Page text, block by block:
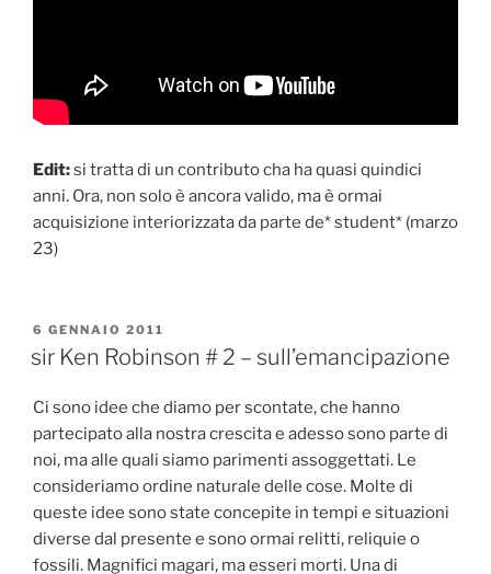
Edit:si tratta di un contributo cha ha quasi quindici
anni. Ora, non solo è ancora valido, ma è ormai
acquisizione interiorizzata da parte de* student* (marzo
23)
PUBBLICATO
IL
6 GENNAIO 2011
sir Ken Robinson # 2 – sull’emancipazione
Ci sono idee che diamo per scontate, che hanno
partecipato alla nostra crescita e adesso sono parte di
noi, ma alle quali siamo parimenti assoggettati. Le
consideriamo ordine naturale delle cose. Molte di
queste idee sono state concepite in tempi e situazioni
diverse dal presente e sono ormai relitti, reliquie o
fossili. Magnifici magari, ma esseri morti. Una di